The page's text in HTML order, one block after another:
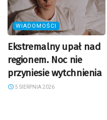
WIADOMOŚCI
Ekstremalny upał nad
regionem. Noc nie
przyniesie wytchnienia
5 SIERPNIA 2026